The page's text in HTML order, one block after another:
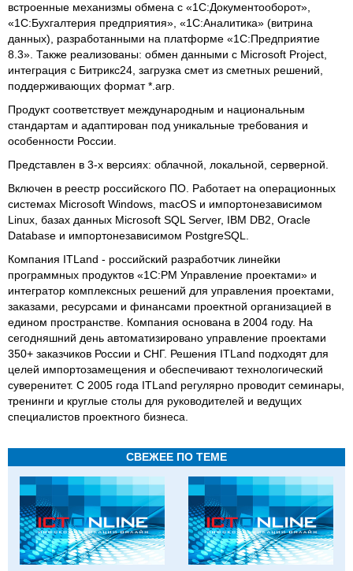
встроенные механизмы обмена с «1С:Документооборот»,
«1С:Бухгалтерия предприятия», «1С:Аналитика» (витрина
данных), разработанными на платформе «1С:Предприятие
8.3». Также реализованы: обмен данными с Microsoft Project,
интеграция с Битрикс24, загрузка смет из сметных решений,
поддерживающих формат *.arp.
Продукт соответствует международным и национальным
стандартам и адаптирован под уникальные требования и
особенности России.
Представлен в 3-х версиях: облачной, локальной, серверной.
Включен в реестр российского ПО. Работает на операционных
системах Microsoft Windows, macOS и импортонезависимом
Linux, базах данных Microsoft SQL Server, IBM DB2, Oracle
Database и импортонезависимом PostgreSQL.
Компания ITLand - российский разработчик линейки
программных продуктов «1С:РМ Управление проектами» и
интегратор комплексных решений для управления проектами,
заказами, ресурсами и финансами проектной организацией в
едином пространстве. Компания основана в 2004 году. На
сегодняшний день автоматизировано управление проектами
350+ заказчиков России и СНГ. Решения ITLand подходят для
целей импортозамещения и обеспечивают технологический
суверенитет. С 2005 года ITLand регулярно проводит семинары,
тренинги и круглые столы для руководителей и ведущих
специалистов проектного бизнеса.
СВЕЖЕЕ ПО ТЕМЕ